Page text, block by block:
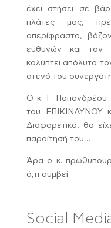
έχει στήσει σε
πλάτες μας,
απερίφραστα,
ευθυνών και τον
καλύπτει απόλυτα
στενό του
Ο κ. Γ.
του ΕΠΙΚΙΝΔΥΝΟΥ
Διαφορετικά, θα
παραίτησή του…
Άρα ο κ.
ό,τι συμβεί.
Social